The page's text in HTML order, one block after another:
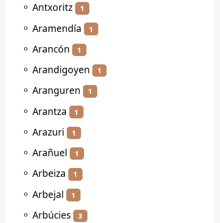
⚬ Antxoritz 1
⚬ Aramendía 1
⚬ Arancón 1
⚬ Arandigoyen 1
⚬ Aranguren 1
⚬ Arantza 1
⚬ Arazuri 1
⚬ Arañuel 1
⚬ Arbeiza 1
⚬ Arbejal 1
⚬ Arbúcies 3